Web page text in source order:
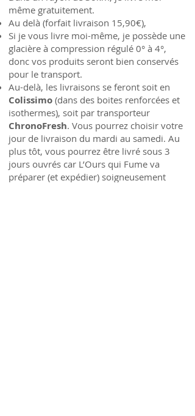
même gratuitement.
Au delà (forfait livraison 15,90€),
Si je vous livre moi-même, je possède une
glacière à compression régulé 0° à 4°,
donc vos produits seront bien conservés
pour le transport.
Au-delà, les livraisons se feront soit en
Colissimo (dans des boites renforcées et
isothermes), soit par transporteur
ChronoFresh. Vous pourrez choisir votre
jour de livraison du mardi au samedi. Au
plus tôt, vous pourrez être livré sous 3
jours ouvrés car L’Ours qui Fume va
préparer (et expédier) soigneusement